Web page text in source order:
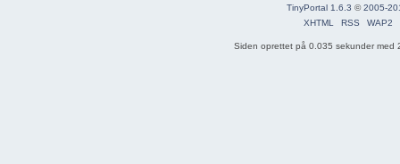
TinyPortal 1.6.3 ©2005-
XHTML
RSS WAP2
Siden oprettet på 0.035 sekunder med